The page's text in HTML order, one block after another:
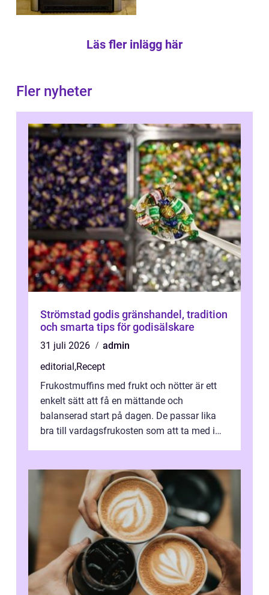
Läs fler inlägg här
Fler nyheter
Strömstad godis gränshandel, tradition
och smarta tips för godisälskare
31 juli 2026
admin
editorial,Recept
Frukostmuffins med frukt och nötter är ett
enkelt sätt att få en mättande och
balanserad start på dagen. De passar lika
bra till vardagsfrukosten som att ta med i